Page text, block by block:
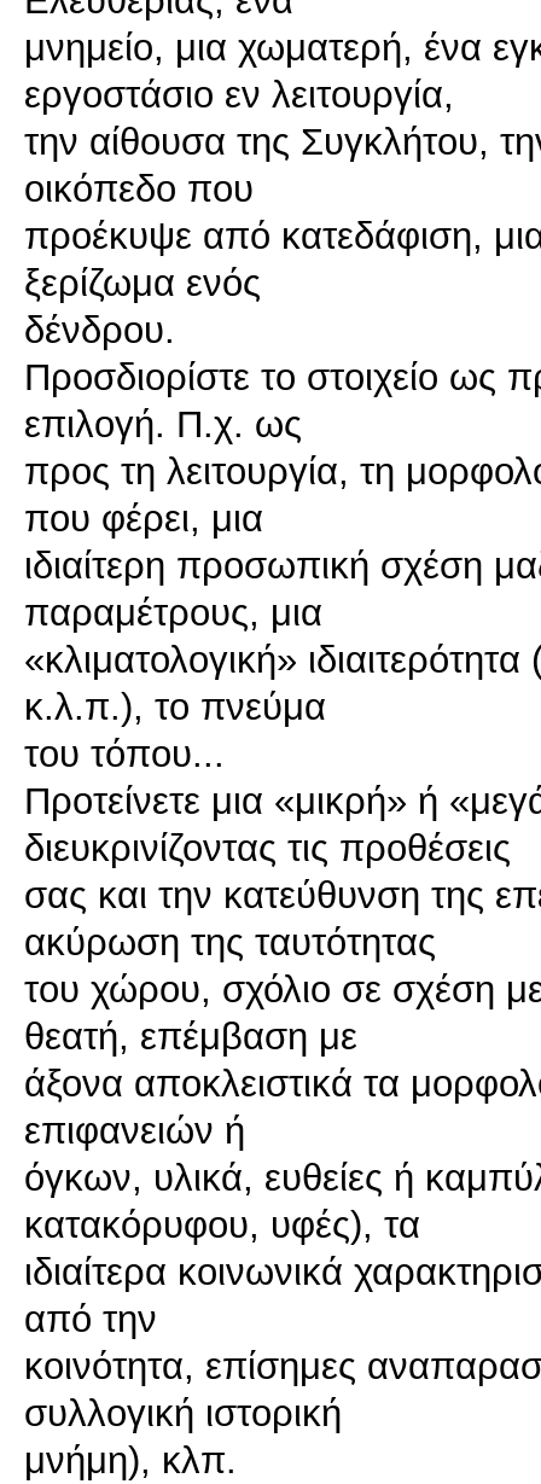
μνημείο, μια χωματερή, ένα
εργοστάσιο εν λειτουργία,
την αίθουσα της Συγκλήτου,
οικόπεδο που
προέκυψε από κατεδάφιση,
ξερίζωμα ενός
δένδρου.
Προσδιορίστε το στοιχείο ως
επιλογή. Π.χ. ως
προς τη λειτουργία, τη
που φέρει, μια
ιδιαίτερη προσωπική σχέση
παραμέτρους, μια
«κλιματολογική»
κ.λ.π.), το πνεύμα
του τόπου...
Προτείνετε μια «μικρή» ή
διευκρινίζοντας τις προθέσεις
σας και την κατεύθυνση της
ακύρωση της ταυτότητας
του χώρου, σχόλιο σε σχέση
θεατή, επέμβαση με
άξονα αποκλειστικά τα
επιφανειών ή
όγκων, υλικά, ευθείες ή
κατακόρυφου, υφές), τα
ιδιαίτερα κοινωνικά
από την
κοινότητα, επίσημες
συλλογική ιστορική
μνήμη), κλπ.